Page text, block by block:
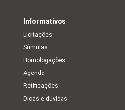
Informativos
Licitações
Súmulas
Homologações
Agenda
Retificações
Dicas e dúvidas